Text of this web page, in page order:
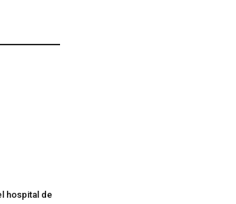
hospital de